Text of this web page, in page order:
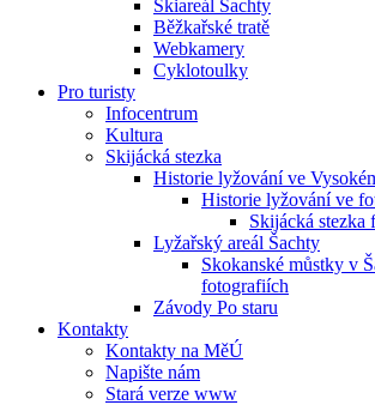
Skiareál Šachty
Běžkařské tratě
Webkamery
Cyklotoulky
Pro turisty
Infocentrum
Kultura
Skijácká stezka
Historie lyžování ve
Historie lyžování ve
Skijácká stezka
Lyžařský areál Šachty
Skokanské můstky v
fotografiích
Závody Po staru
Kontakty
Kontakty na MěÚ
Napište nám
Stará verze www